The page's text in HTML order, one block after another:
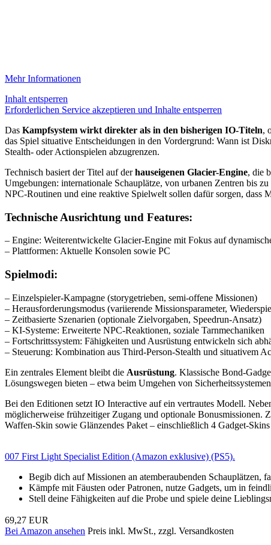
Mehr Informationen
Inhalt entsperren
Erforderlichen Service akzeptieren und Inhalte entsperren
Das Kampfsystem wirkt direkter als in den bisherigen IO-Titeln,
das Spiel situative Entscheidungen in den Vordergrund: Wann ist
Stealth- oder Actionspielen abzugrenzen.
Technisch basiert der Titel auf derhauseigenen Glacier-Engine, die
Umgebungen: internationale Schauplätze, von urbanen Zentren bis
NPC-Routinen und eine reaktive Spielwelt sollen dafür sorgen, dass
Technische Ausrichtung und Features:
– Engine: Weiterentwickelte Glacier-Engine mit Fokus auf
– Plattformen: Aktuelle Konsolen sowie PC
Spielmodi:
– Einzelspieler-Kampagne (storygetrieben, semi-offene Missionen)
– Herausforderungsmodus (variierende Missionsparameter,
– Zeitbasierte Szenarien (optionale Zielvorgaben, Speedrun-Ansatz)
– KI-Systeme: Erweiterte NPC-Reaktionen, soziale Tarnmechaniken
– Fortschrittssystem: Fähigkeiten und Ausrüstung entwickeln sich
– Steuerung: Kombination aus Third-Person-Stealth und situativem
Ein zentrales Element bleibt die Ausrüstung. Klassische Bond-
Lösungswegen bieten – etwa beim Umgehen von
Bei den Editionen setzt IO Interactive auf ein vertrautes Modell.
möglicherweise frühzeitiger Zugang und optionale Bonusmissionen.
Waffen-Skin sowie Glänzendes Paket – einschließlich 4 Gadget-Skins
007 First Light Specialist Edition (Amazon exklusive) (PS5).
Begib dich auf Missionen an atemberaubenden Schauplätzen,
Kämpfe mit Fäusten oder Patronen, nutze Gadgets, um in
Stell deine Fähigkeiten auf die Probe und spiele deine
69,27 EUR
Bei Amazon ansehen Preis inkl. MwSt., zzgl. Versandkosten